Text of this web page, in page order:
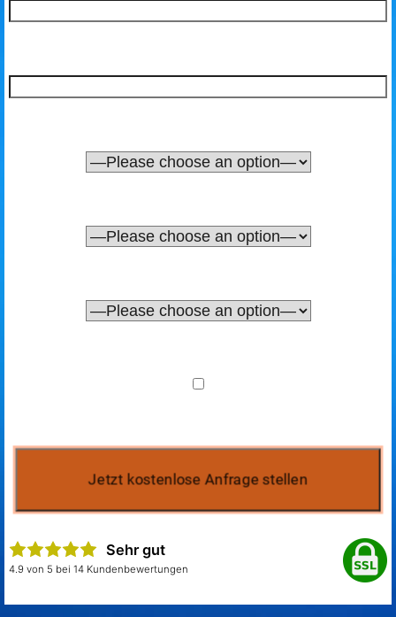
Sehr gut
4.9 von 5 bei 14 Kundenbewertungen